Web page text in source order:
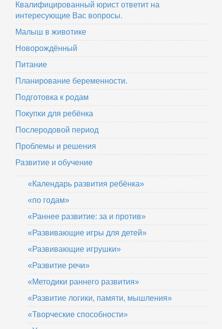
Квалифицированный юрист ответит на
интересующие Вас вопросы.
Малыш в животике
Новорождённый
Питание
Планирование беременности.
Подготовка к родам
Покупки для ребёнка
Послеродовой период
Проблемы и решения
Развитие и обучение
«Календарь развития ребёнка»
«по годам»
«Раннее развитие: за и против»
«Развивающие игры для детей»
«Развивающие игрушки»
«Развитие речи»
«Методики раннего развития»
«Развитие логики, памяти, мышления»
«Творческие способности»